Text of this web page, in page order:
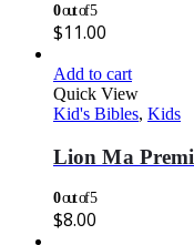
0out of 5
$11.00
Add to cart
Quick View
Kid's Bibles, Kids
Lion Ma
0out of 5
$8.00